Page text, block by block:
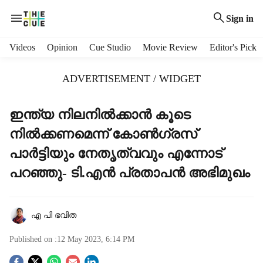
Sign in
Videos Opinion Cue Studio Movie Review Editor's Pick
ADVERTISEMENT / WIDGET
ഇന്ത്യ നിലനില്‍ക്കാന്‍ കൂടെ
നില്‍ക്കണമെന്ന് കോണ്‍ഗ്രസ്
പാര്‍ട്ടിയും നേതൃത്വവും എന്നോട്
പറഞ്ഞു- ടി.എന്‍ പ്രതാപന്‍ അഭിമുഖം
എ പി ഭവിത
Published on :12 May 2023, 6:14 PM